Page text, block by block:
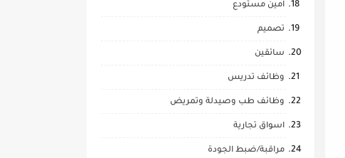
امين مستودع
تصميم
سائقين
وظائف تدريس
وظائف طب وصيدلة وتمريض
اسواق تجارية
مراقبة/ضبط الجودة